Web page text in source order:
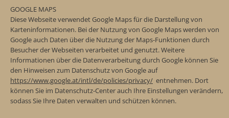
GOOGLE MAPS
Diese Webseite verwendet Google Maps für die Darstellung von
Karteninformationen. Bei der Nutzung von Google Maps werden von
Google auch Daten über die Nutzung der Maps-Funktionen durch
Besucher der Webseiten verarbeitet und genutzt. Weitere
Informationen über die Datenverarbeitung durch Google können Sie
den Hinweisen zum Datenschutz von Google auf
https://www.google.at/intl/de/policies/privacy/ entnehmen. Dort
können Sie im Datenschutz-Center auch Ihre Einstellungen verändern,
sodass Sie Ihre Daten verwalten und schützen können.